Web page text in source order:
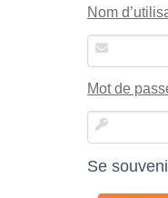
Nom
Mot de
Se